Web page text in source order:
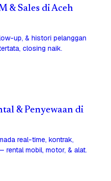
& Sales di Aceh
up, & histori pelanggan
closing naik.
& Penyewaan di
real-time, kontrak,
rental mobil, motor, & alat.